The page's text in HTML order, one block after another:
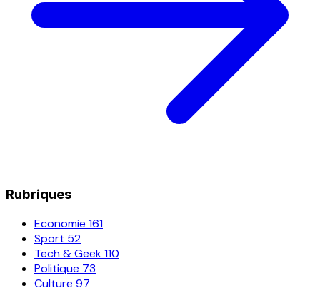
Rubriques
Economie 161
Sport 52
Tech & Geek110
Politique 73
Culture 97